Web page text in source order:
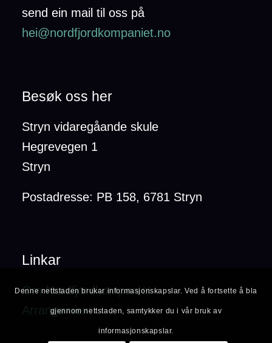
send ein mail til oss på
hei@nordfjordkompaniet.no
Besøk oss her
Stryn vidaregåande skule
Hegrevegen 1
Stryn
Postadresse: PB 158, 6781 Stryn
Linkar
Om Nordfjordkompaniet
Arrangement
Denne nettstaden brukar informasjonskapslar. Ved å fortsette å bla
gjennom nettstaden, samtykker du i vår bruk av
informasjonskapslar.